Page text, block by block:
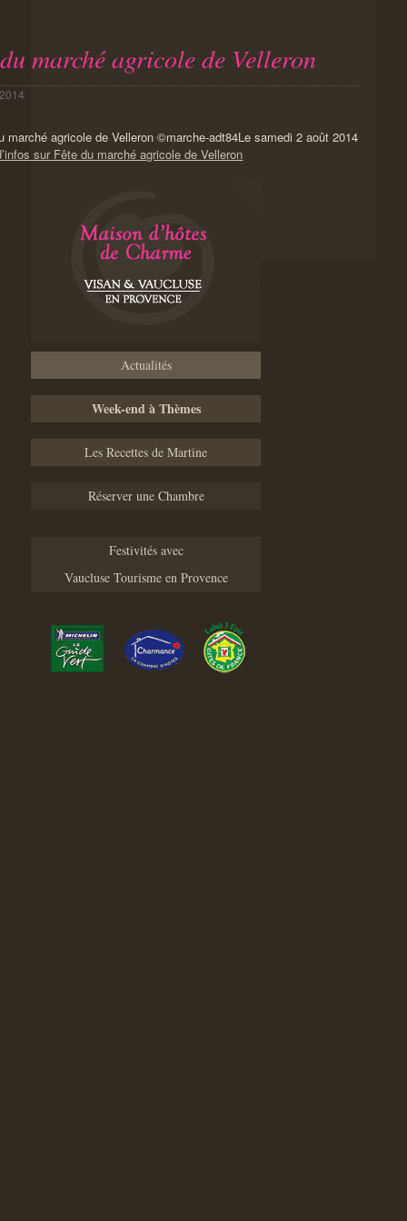
marché agricole de Velleron
Le samedi 2 août 2014
sur Fête du marché agricole de Velleron
Actualités
Week-end à Thèmes
Les Recettes de Martine
Réserver une Chambre
Festivités avec
Vaucluse Tourisme en Provence